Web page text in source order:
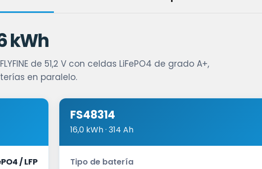
kWh
de 51,2 V con celdas LiFePO4 de grado A+,
en paralelo.
/ LFP
FS48314
16,0 kWh · 314 Ah
Tipo de batería